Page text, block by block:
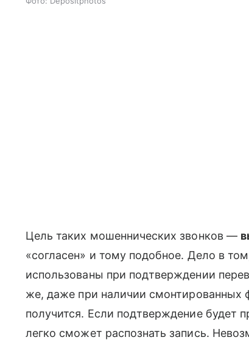
Цель таких мошеннических звонков —
«согласен» и тому подобное. Дело в
использованы при подтверждении
же, даже при наличии смонтированных
получится. Если подтверждение будет
легко сможет распознать запись.